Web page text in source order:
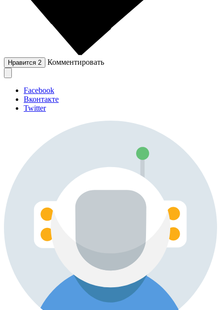
Нравится 2 Комментировать
Facebook
Вконтакте
Twitter